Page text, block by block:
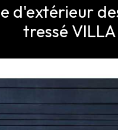
d'extérieur
tressé VILLA